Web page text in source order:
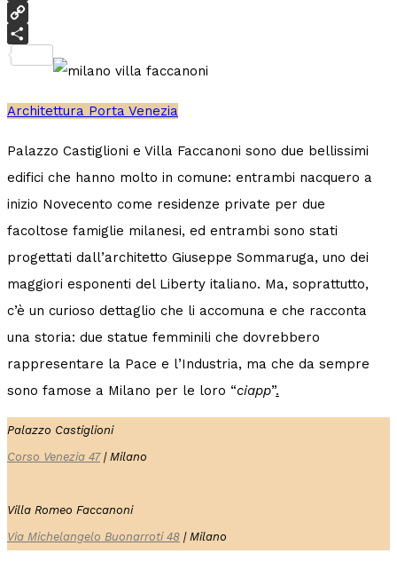
X
Copy
Link
Condividi
Architettura Porta Venezia
Palazzo Castiglioni e Villa Faccanoni sono due bellissimi
edifici che hanno molto in comune: entrambi nacquero a
inizio Novecento come residenze private per due
facoltose famiglie milanesi, ed entrambi sono stati
progettati dall’architetto Giuseppe Sommaruga, uno dei
maggiori esponenti del Liberty italiano. Ma, soprattutto,
c’è un curioso dettaglio che li accomuna e che racconta
una storia: due statue femminili che dovrebbero
rappresentare la Pace e l’Industria, ma che da sempre
sono famose a Milano per le loro “ciapp”.
Palazzo Castiglioni
Corso Venezia 47| Milano
Villa Romeo Faccanoni
Via Michelangelo Buonarroti 48 | Milano